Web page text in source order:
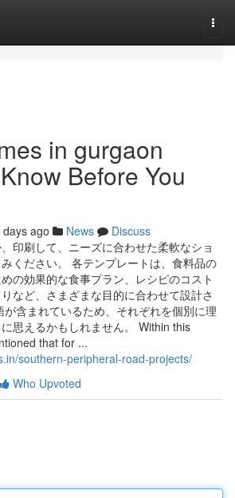
in gurgaon
Before You
ago News
Discuss
印刷して、ニーズに合わせた柔軟なショ
ください。 各テンプレートは、食料品の
の効果的な食事プラン、レシピのコスト
など、さまざまな目的に合わせて設計さ
含まれているため、それぞれを個別に理
思えるかもしれません。 Within this
that for ...
southern-peripheral-road-projects/
Who Upvoted